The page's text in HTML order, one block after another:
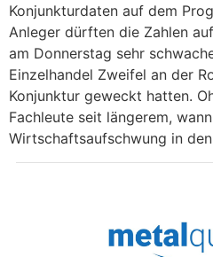
Konjunkturdaten auf dem
Anleger dürften die Zahlen
am Donnerstag sehr
Einzelhandel Zweifel an der
Konjunktur geweckt hatten.
Fachleute seit längerem,
Wirtschaftsaufschwung in